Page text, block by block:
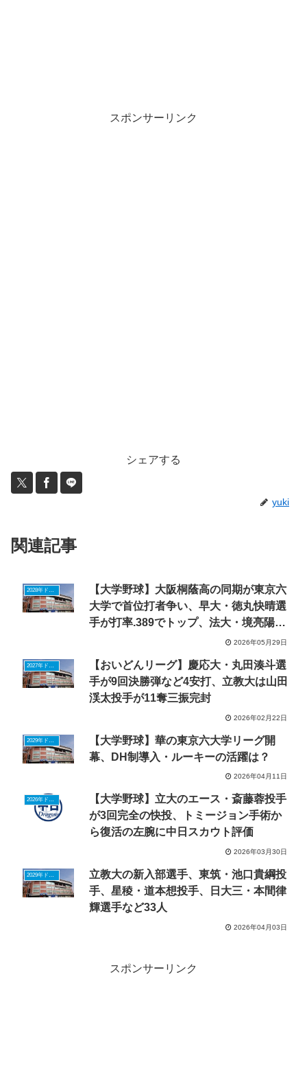
スポンサーリンク
シェアする
yuki
関連記事
2028年ドラフトニュース
【大学野球】大阪桐蔭高の同期が東京六
大学で首位打者争い、早大・徳丸快晴選
手が打率.389でトップ、法大・境亮陽選
2026年05月29日
【おいどんリーグ】慶応大・丸田湊斗選
手が9回決勝弾など4安打、立教大は山田
渓太投手が11奪三振完封
2026年02月22日
2029年ドラフトニュース
【大学野球】華の東京六大学リーグ開
幕、DH制導入・ルーキーの活躍は？
2026年04月11日
2026年ドラフトニュース
【大学野球】立大のエース・斎藤蓉投手
が3回完全の快投、トミージョン手術か
ら復活の左腕に中日スカウト評価
2026年03月30日
立教大の新入部選手、東筑・池口貴綱投
手、星稜・道本想投手、日大三・本間律
輝選手など33人
2026年04月03日
スポンサーリンク